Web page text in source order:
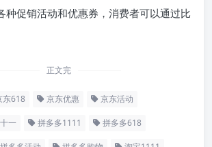
种促销活动和优惠券，消费者可以通过比
正文完
东618 京东优惠 京东活动
一 拼多多1111 拼多多618